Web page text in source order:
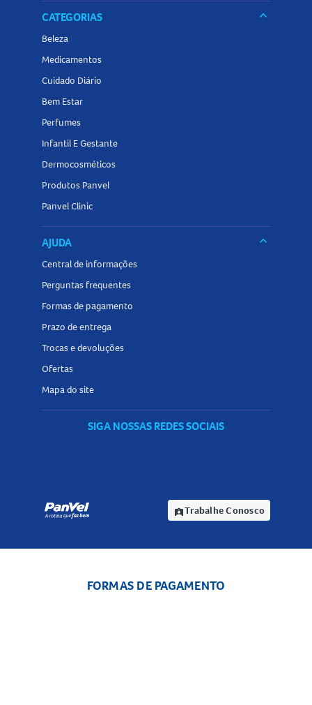
Confira outros produtos da categoria
Farmácias e encontre tudo o que precisa para cuidar da
saúde capilar, controlar a oleosidade e manter os cabelos
limpos e protegidos diariamente!
CATEGORIAS keyboard_arrow_down
Beleza
Medicamentos
Cuidado Diário
Bem Estar
Perfumes
Infantil E Gestante
Dermocosméticos
Produtos Panvel
Panvel Clinic
AJUDA keyboard_arrow_down
Central de informações
Perguntas frequentes
Formas de pagamento
Prazo de entrega
Trocas e devoluções
Ofertas
Mapa do site
SIGA NOSSAS REDES SOCIAIS
assignment_indTrabalhe Conosco
FORMAS DE PAGAMENTO